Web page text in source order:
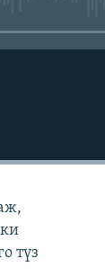
түз